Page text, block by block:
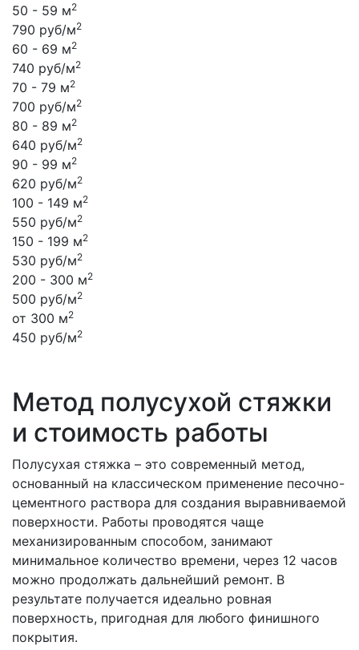
50 - 59 м2
790 руб/м2
60 - 69 м2
740 руб/м2
70 - 79 м2
700 руб/м2
80 - 89 м2
640 руб/м2
90 - 99 м2
620 руб/м2
100 - 149 м2
550 руб/м2
150 - 199 м2
530 руб/м2
200 - 300 м2
500 руб/м2
от 300 м2
450 руб/м2
Метод полусухой стяжки
и стоимость работы
Полусухая стяжка – это современный метод,
основанный на классическом применение песочно-
цементного раствора для создания выравниваемой
поверхности. Работы проводятся чаще
механизированным способом, занимают
минимальное количество времени, через 12 часов
можно продолжать дальнейший ремонт. В
результате получается идеально ровная
поверхность, пригодная для любого финишного
покрытия.